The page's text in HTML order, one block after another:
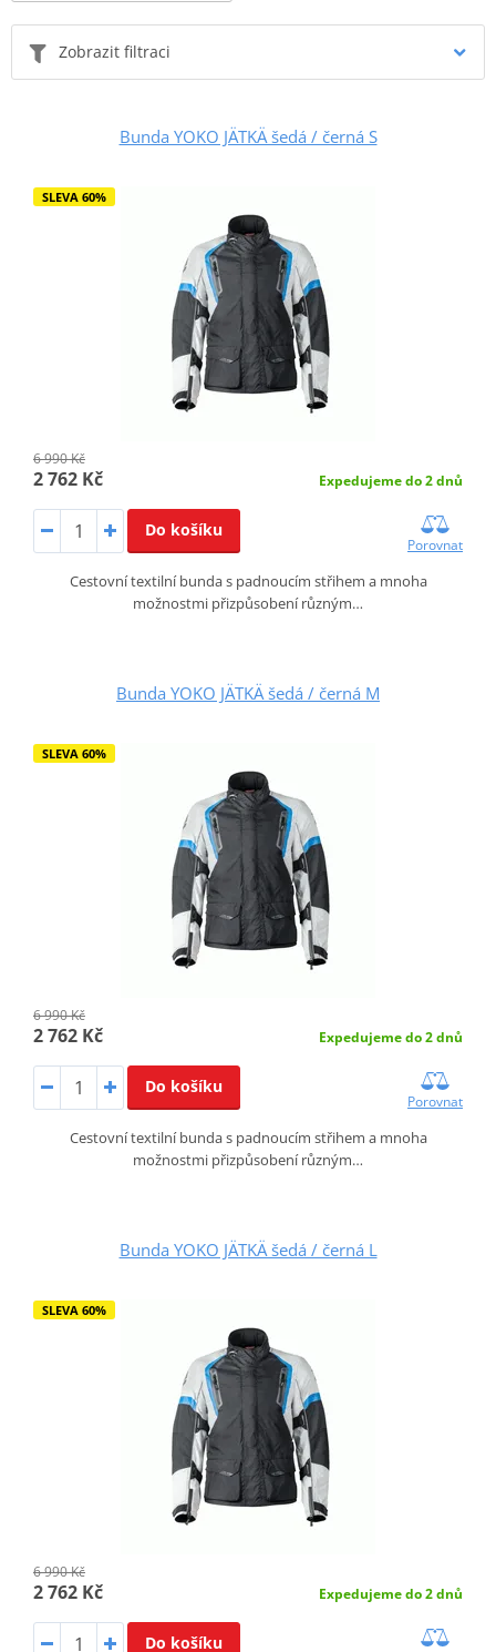
Zobrazit filtraci
Bunda YOKO JÄTKÄ šedá / černá S
SLEVA 60%
6 990 Kč
2 762 Kč Expedujeme do 2 dnů
Do košíku
Porovnat
Cestovní textilní bunda s padnoucím střihem a mnoha
možnostmi přizpůsobení různým…
Bunda YOKO JÄTKÄ šedá / černá M
SLEVA 60%
6 990 Kč
2 762 Kč Expedujeme do 2 dnů
Do košíku
Porovnat
Cestovní textilní bunda s padnoucím střihem a mnoha
možnostmi přizpůsobení různým…
Bunda YOKO JÄTKÄ šedá / černá L
SLEVA 60%
6 990 Kč
2 762 Kč Expedujeme do 2 dnů
Do košíku